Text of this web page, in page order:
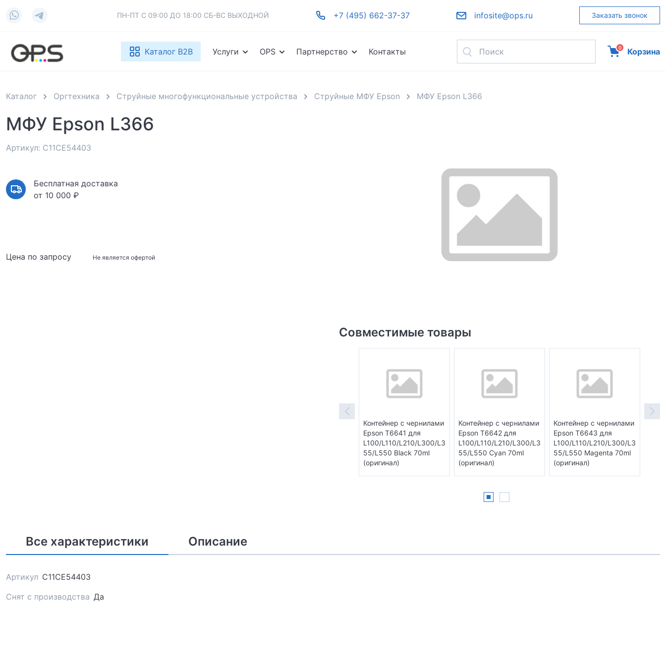
ПН-ПТ С 09:00 ДО 18:00 СБ-ВС ВЫХОДНОЙ +7 (495) 662-37-37 infosite@ops.ru Заказать звонок
Каталог B2B Услуги OPS Партнерство Контакты 0 Корзина
Каталог Оргтехника Струйные многофункциональные устройства Струйные МФУ Epson МФУ Epson L366
МФУ Epson L366
Артикул: C11CE54403
Бесплатная доставка
от 10 000 ₽
Цена по запросу Не является офертой
Совместимые товары
Контейнер с чернилами
Epson T6641 для
L100/L110/L210/L300/L3
55/L550 Black 70ml
(оригинал)
Контейнер с чернилами
Epson T6642 для
L100/L110/L210/L300/L3
55/L550 Cyan 70ml
(оригинал)
Контейнер с чернилами
Epson T6643 для
L100/L110/L210/L300/L3
55/L550 Magenta 70ml
(оригинал)
Все характеристики Описание
Артикул C11CE54403
Снят с производства Да